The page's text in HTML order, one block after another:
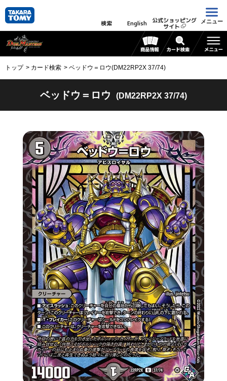
検索 English 公式ショッピング
サイト
メニュー
トップ カード検索 ベッドウ＝ロウ(DM22RP2X 37/74)
ベッドウ＝ロウ (DM22RP2X 37/74)